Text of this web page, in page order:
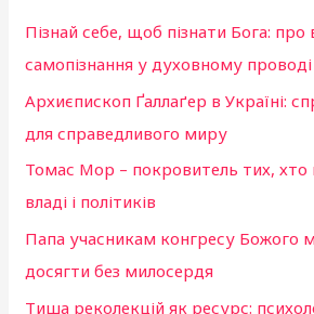
:Пізнай себе, щоб пізнати Бога: про
самопізнання у духовному проводі
Архиєпископ Ґаллаґер в Україні:
для справедливого миру
Томас Мор – покровитель тих, хто
владі і політиків
Папа учасникам конгресу Божого
досягти без милосердя
Тиша реколекцій як ресурс: